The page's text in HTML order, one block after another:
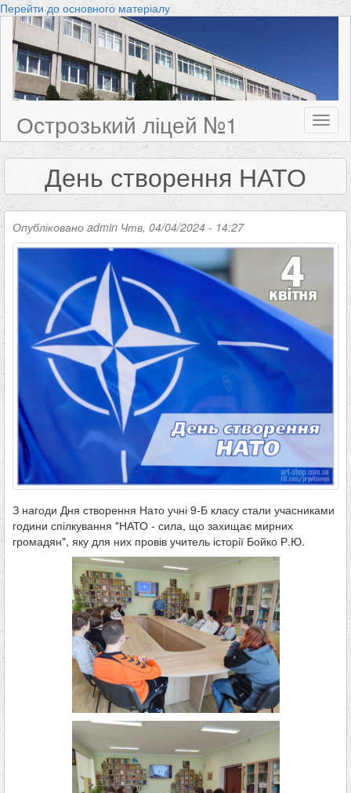
Перейти до основного матеріалу
Острозький ліцей №1
День створення НАТО
Опубліковано admin Чтв, 04/04/2024 - 14:27
З нагоди Дня створення Нато учні 9-Б класу стали учасниками
години спілкування "НАТО - сила, що захищає мирних
громадян", яку для них провів учитель історії Бойко Р.Ю.